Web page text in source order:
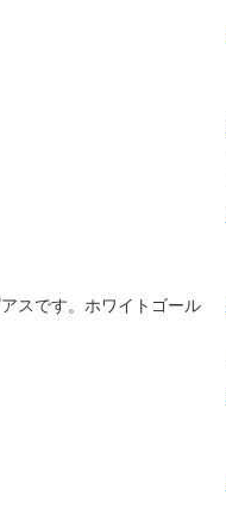
スです。ホワイトゴール